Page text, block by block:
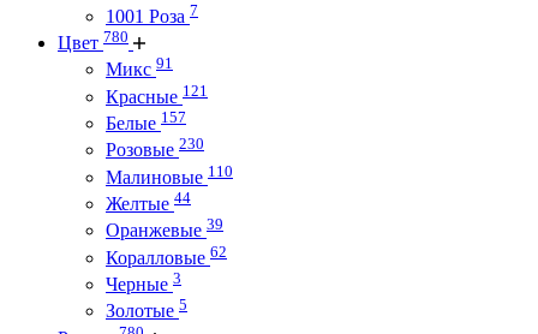
1001 Роза 7
Цвет 780
Микс 91
Красные 121
Белые 157
Розовые 230
Малиновые 110
Желтые 44
Оранжевые 39
Коралловые 62
Черные 3
Золотые 5